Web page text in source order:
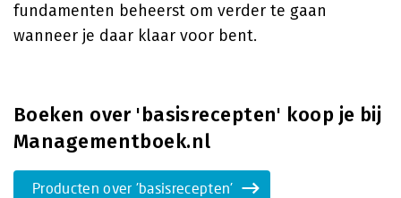
fundamenten beheerst om verder te gaan
wanneer je daar klaar voor bent.
Boeken over 'basisrecepten' koop je bij
Managementboek.nl
Producten over 'basisrecepten'